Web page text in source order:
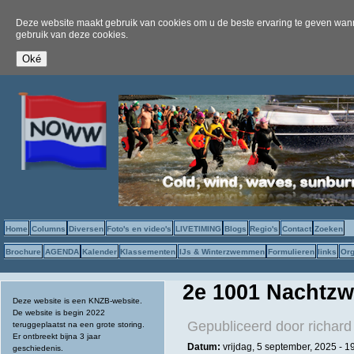
Deze website maakt gebruik van cookies om u de beste ervaring te geven
gebruik van deze cookies.
Home Columns Diversen Foto's en video's LIVETIMING Blogs Regio's Contact Zoeken
Brochure AGENDA Kalender Klassementen IJs & Winterzwemmen Formulieren links
Deze website is een KNZB-website.
De website is begin 2022
teruggeplaatst na een grote storing.
Er ontbreekt bijna 3 jaar
geschiedenis.
2e 1001
Gepubliceerd door
Datum: vrijdag, 5 september, 2025 -